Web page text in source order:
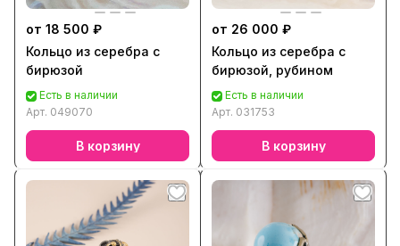
от 18 500 ₽
Кольцо из серебра с
бирюзой
Есть в наличии
Арт. 049070
В корзину
от 26 000 ₽
Кольцо из серебра с
бирюзой, рубином
Есть в наличии
Арт. 031753
В корзину